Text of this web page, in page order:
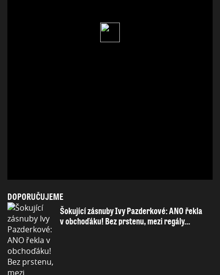
DOPORUČUJEME
Šokující zásnuby Ivy Pazderkové: ANO řekla
v obchoďáku! Bez prstenu, mezi regály…